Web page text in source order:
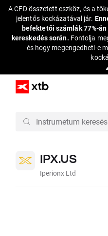
A CFD összetett eszköz, és a
jelentős kockázatával jár.
befektetői számlák 77%-
kereskedés során. Fontolja
és hogy megengedheti-e
IPX.US
Iperionx Ltd